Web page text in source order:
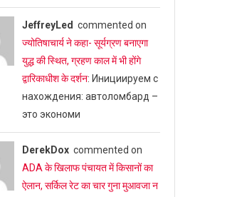
JeffreyLed commented on
ज्योतिषाचार्य ने कहा- सूर्यग्रण बनाएगा
युद्ध की स्थित, ग्रहण काल में भी होंगे
द्वारिकाधीश के दर्शन: Инициируем с
нахождения: автоломбард –
это экономи
DerekDoxcommented on
ADA के खिलाफ पंचायत में किसानों का
ऐलान, सर्किल रेट का चार गुना मुआवजा न